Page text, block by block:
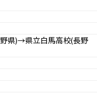
県)→県立白馬高校(長野